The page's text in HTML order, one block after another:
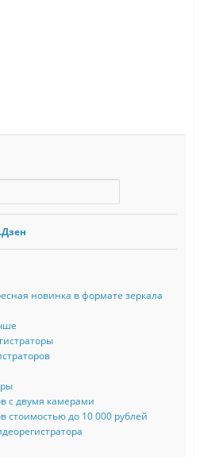
новинка в формате зеркала
с двумя камерами
стоимостью до 10 000 рублей